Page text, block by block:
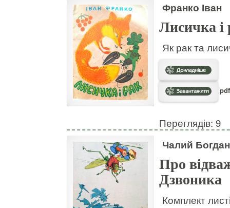
Франко Іван
Лисичка і
Як рак та
Переглядів: 9
Чалий
Про
Дзвоника
Комплект